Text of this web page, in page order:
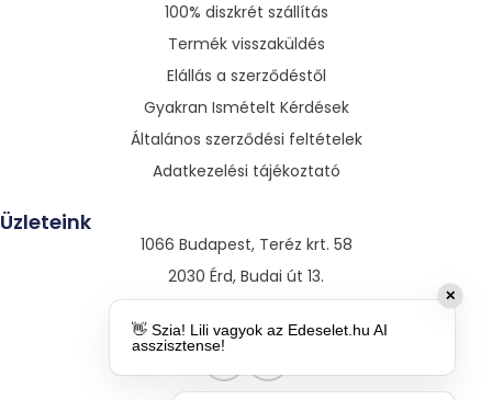
100% diszkrét szállítás
Termék visszaküldés
Elállás a szerződéstől
Gyakran Ismételt Kérdések
Általános szerződési feltételek
Adatkezelési tájékoztató
Üzleteink
1066 Budapest, Teréz krt. 58
2030 Érd, Budai út 13.
✕
👋 Szia! Lili vagyok az Edeselet.hu AI
asszisztense!